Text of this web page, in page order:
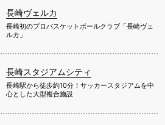
長崎ヴェルカ
長崎初のプロバスケットボールクラブ「長崎ヴェ
ルカ」
長崎スタジアムシティ
長崎駅から徒歩約10分！サッカースタジアムを中
心とした大型複合施設